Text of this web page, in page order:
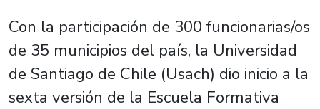
Con la participación de 300 funcionarias/os
de 35 municipios del país, la Universidad
de Santiago de Chile (Usach) dio inicio a la
sexta versión de la Escuela Formativa